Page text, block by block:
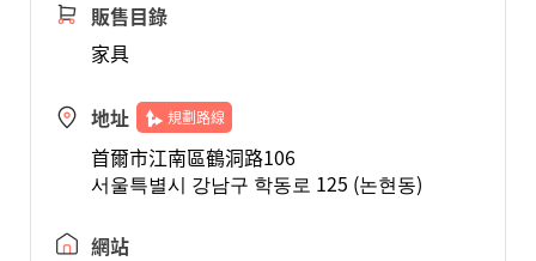
販售目錄
家具
地址 規劃路線
首爾市江南區鶴洞路106
서울특별시 강남구 학동로 125 (논현동)
網站